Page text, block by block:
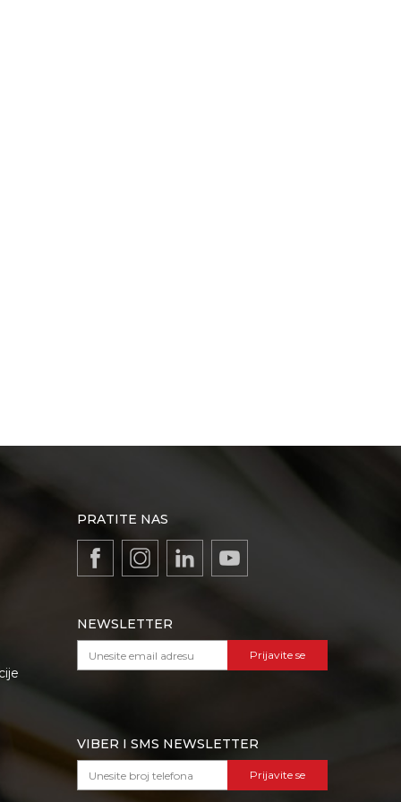
PRATITE NAS
NEWSLETTER
Prijavite se
VIBER I SMS NEWSLETTER
Prijavite se